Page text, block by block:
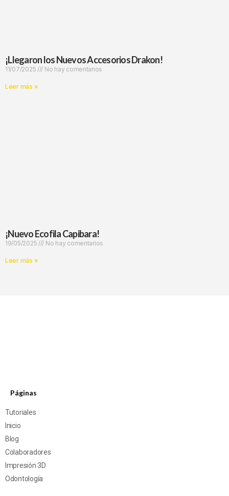
¡Llegaron los Nuevos Accesorios Drakon!
11/07/2025 No hay comentarios
Leer más »
¡Nuevo Ecofila Capibara!
19/05/2025 No hay comentarios
Leer más »
Páginas
Tutoriales
Inicio
Blog
Colaboradores
Impresión 3D
Odontología